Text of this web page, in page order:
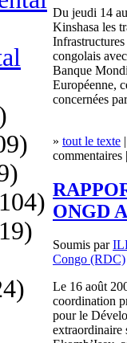
Du jeudi 14
Kinshasa les
congolais
Banque
Européenne,
concernées
» tout le texte
commentaires
ONGD
Soumis par
Congo (RDC)
Le 16 août
coordination
pour le
extraordinaire